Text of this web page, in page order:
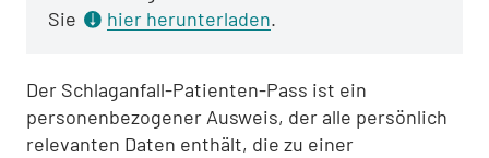
Sie
hier herunterladen.
Der Schlaganfall-Patienten-Pass ist ein
personenbezogener Ausweis, der alle persönlich
relevanten Daten enthält, die zu einer